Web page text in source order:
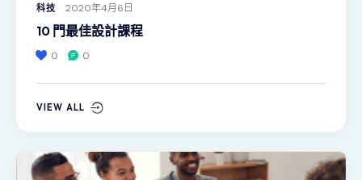
科技 2020年4月6日
10 門最佳設計課程
0 0
VIEW ALL